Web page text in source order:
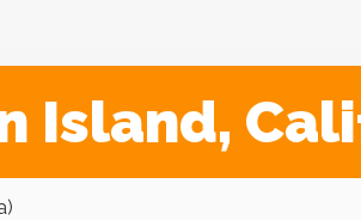
Island,